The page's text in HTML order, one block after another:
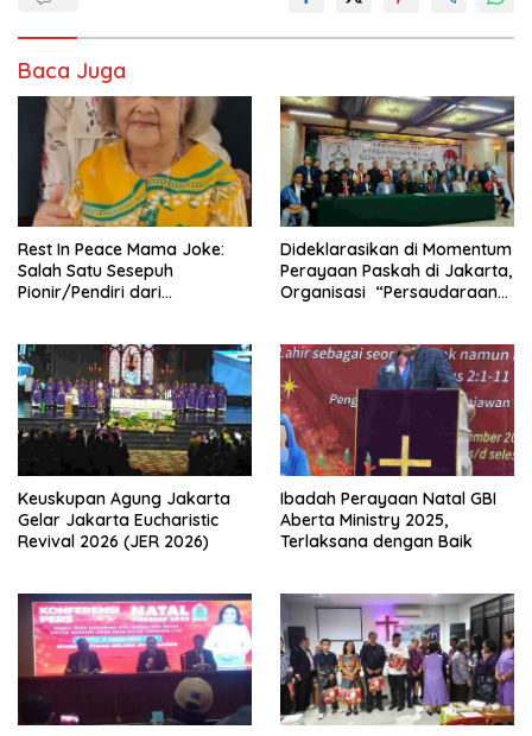
Baca Juga
Rest In Peace Mama Joke:
Salah Satu Sesepuh
Pionir/Pendiri dari
Indonesia Jemaat Pancaran
Kasih Allah.
Dideklarasikan di Momentum
Perayaan Paskah di Jakarta,
Organisasi “Persaudaraan
Menjadi Wadah
Kebersamaan Lintas
Denominasi untuk
Menghimpun Potensi Warga
Gereja Diaspora untuk
Menjawab Tantangan Sosial
Keuskupan Agung Jakarta
Gelar Jakarta Eucharistic
Revival 2026 (JER 2026)
Ibadah Perayaan Natal GBI
Aberta Ministry 2025,
Terlaksana dengan Baik